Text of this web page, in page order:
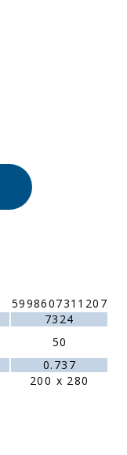
5998607311207
7324
50
0.737
200 x 280